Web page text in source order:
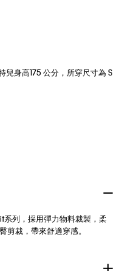
兒身高175 公分，所穿尺寸為 S
列，採用彈力物料裁製，柔
剪裁，帶來舒適穿感。